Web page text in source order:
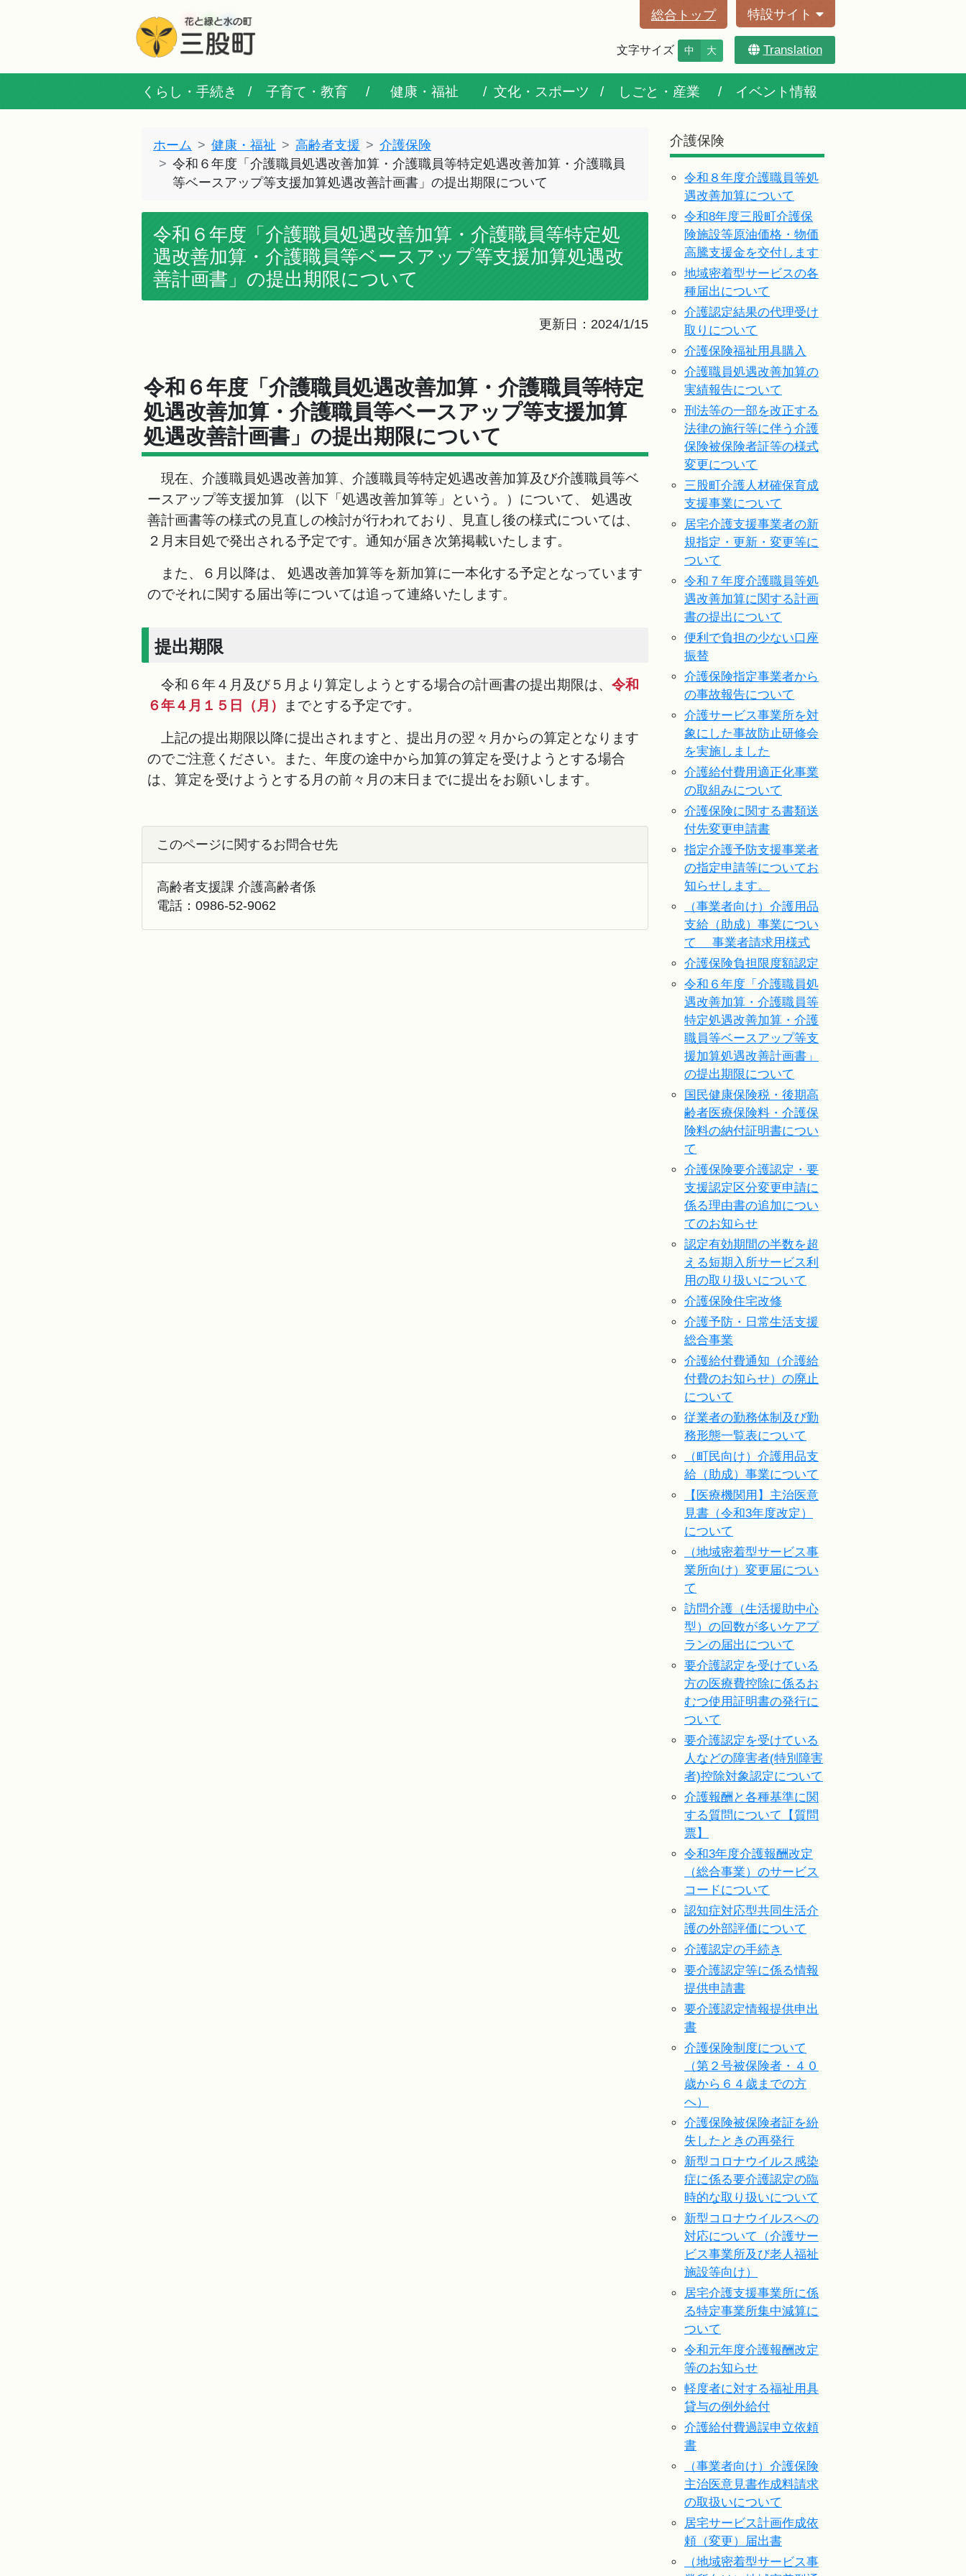
総合トップ 特設サイト
文字サイズ 中 大 Translation
くらし・手続き 子育て・教育 健康・福祉 文化・スポーツ しごと・産業 イベント情報
ホーム 健康・福祉 高齢者支援
介護保険
令和６年度「介護職員処遇改善加算・介護職員等特定処遇改善加算・介護職員
等ベースアップ等支援加算処遇改善計画書」の提出期限について
令和６年度「介護職員処遇改善加算・介護職員等特定処
遇改善加算・介護職員等ベースアップ等支援加算処遇改
善計画書」の提出期限について
更新日：2024/1/15
令和６年度「介護職員処遇改善加算・介護職員等特定
処遇改善加算・介護職員等ベースアップ等支援加算
処遇改善計画書」の提出期限について
現在、介護職員処遇改善加算、介護職員等特定処遇改善加算及び介護職員等ベ
ースアップ等支援加算 （以下「処遇改善加算等」という。）について、 処遇改
善計画書等の様式の見直しの検討が行われており、見直し後の様式については、
２月末目処で発出される予定です。通知が届き次第掲載いたします。
また、６月以降は、 処遇改善加算等を新加算に一本化する予定となっています
のでそれに関する届出等については追って連絡いたします。
提出期限
令和６年４月及び５月より算定しようとする場合の計画書の提出期限は、 令和
６年４月１５日（月）
までとする予定です。
上記の提出期限以降に提出されますと、提出月の翌々月からの算定となります
のでご注意ください。また、年度の途中から加算の算定を受けようとする場合
は、算定を受けようとする月の前々月の末日までに提出をお願いします。
このページに関するお問合せ先
高齢者支援課 介護高齢者係
電話： 0986-52-9062
介護保険
令和８年度介護職員等処
遇改善加算について
令和8年度三股町介護保
険施設等原油価格・物価
高騰支援金を交付します
地域密着型サービスの各
種届出について
介護認定結果の代理受け
取りについて
介護保険福祉用具購入
介護職員処遇改善加算の
実績報告について
刑法等の一部を改正する
法律の施行等に伴う介護
保険被保険者証等の様式
変更について
三股町介護人材確保育成
支援事業について
居宅介護支援事業者の新
規指定・更新・変更等に
ついて
令和７年度介護職員等処
遇改善加算に関する計画
書の提出について
便利で負担の少ない口座
振替
介護保険指定事業者から
の事故報告について
介護サービス事業所を対
象にした事故防止研修会
を実施しました
介護給付費用適正化事業
の取組みについて
介護保険に関する書類送
付先変更申請書
指定介護予防支援事業者
の指定申請等についてお
知らせします。
（事業者向け）介護用品
支給（助成）事業につい
て 事業者請求用様式
介護保険負担限度額認定
令和６年度「介護職員処
遇改善加算・介護職員等
特定処遇改善加算・介護
職員等ベースアップ等支
援加算処遇改善計画書」
の提出期限について
国民健康保険税・後期高
齢者医療保険料・介護保
険料の納付証明書につい
て
介護保険要介護認定・要
支援認定区分変更申請に
係る理由書の追加につい
てのお知らせ
認定有効期間の半数を超
える短期入所サービス利
用の取り扱いについて
介護保険住宅改修
介護予防・日常生活支援
総合事業
介護給付費通知（介護給
付費のお知らせ）の廃止
について
従業者の勤務体制及び勤
務形態一覧表について
（町民向け）介護用品支
給（助成）事業について
【医療機関用】主治医意
見書（令和3年度改定）
について
（地域密着型サービス事
業所向け）変更届につい
て
訪問介護（生活援助中心
型）の回数が多いケアプ
ランの届出について
要介護認定を受けている
方の医療費控除に係るお
むつ使用証明書の発行に
ついて
要介護認定を受けている
人などの障害者(特別障害
者)控除対象認定について
介護報酬と各種基準に関
する質問について【質問
票】
令和3年度介護報酬改定
（総合事業）のサービス
コードについて
認知症対応型共同生活介
護の外部評価について
介護認定の手続き
要介護認定等に係る情報
提供申請書
要介護認定情報提供申出
書
介護保険制度について
（第２号被保険者・４０
歳から６４歳までの方
へ）
介護保険被保険者証を紛
失したときの再発行
新型コロナウイルス感染
症に係る要介護認定の臨
時的な取り扱いについて
新型コロナウイルスへの
対応について（介護サー
ビス事業所及び老人福祉
施設等向け）
居宅介護支援事業所に係
る特定事業所集中減算に
ついて
令和元年度介護報酬改定
等のお知らせ
軽度者に対する福祉用具
貸与の例外給付
介護給付費過誤申立依頼
書
（事業者向け）介護保険
主治医意見書作成料請求
の取扱いについて
居宅サービス計画作成依
頼（変更）届出書
（地域密着型サービス事